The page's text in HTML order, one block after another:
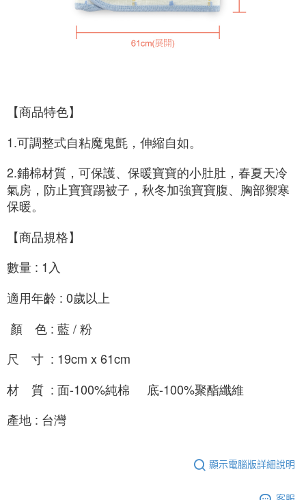
【商品特色】
1.可調整式自粘魔鬼氈，伸縮自如。
2.鋪棉材質，可保護、保暖寶寶的小肚肚，春夏天冷
氣房，防止寶寶踢被子，秋冬加強寶寶腹、胸部禦寒
保暖。
【商品規格】
數量 : 1入
適用年齡 : 0歲以上
顏　色 : 藍 / 粉
尺　寸  : 19cm x 61cm
材　質  : 面-100%純棉     底-100%聚酯纖維
產地 : 台灣
顯示電腦版詳細說明